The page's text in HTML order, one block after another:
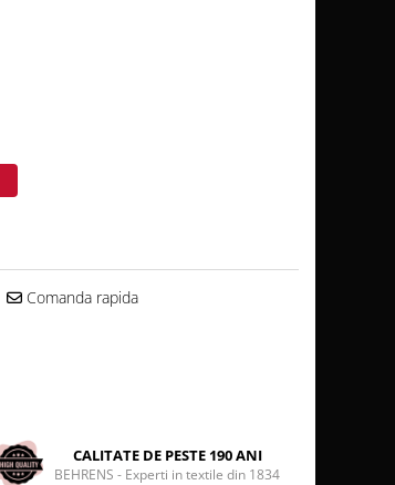
Comanda rapida
CALITATE DE PESTE 190 ANI
BEHRENS - Experti in textile din 1834